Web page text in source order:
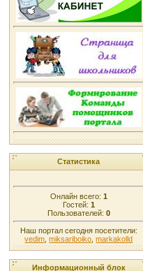
Статистика
Онлайн всего: 1
Гостей: 1
Пользователей: 0
Наш портал сегодня посетители:
vedim ,miksariboiko ,markakolld
Информационный блок